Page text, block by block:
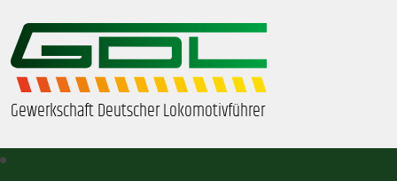
Gewerkschaft Deutscher Lokomotivführer